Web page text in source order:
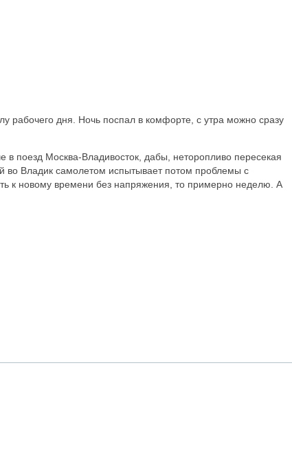
рабочего дня. Ночь поспал в комфорте, с утра можно сразу
в поезд Москва-Владивосток, дабы, неторопливо пересекая
во Владик самолетом испытывает потом проблемы с
к новому времени без напряжения, то примерно неделю. А